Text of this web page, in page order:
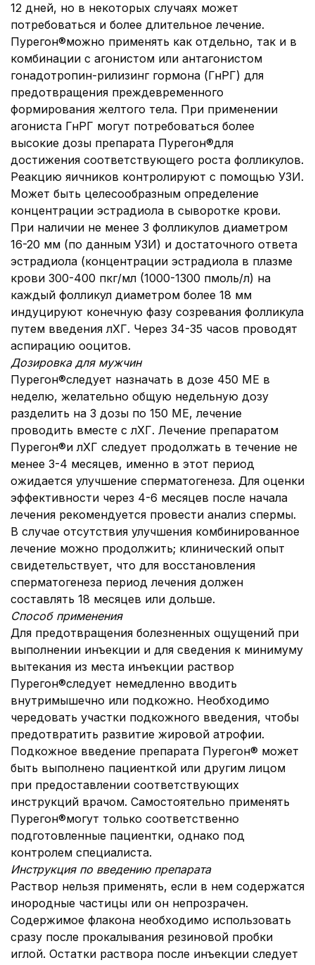
12 дней, но в некоторых случаях может
потребоваться и более длительное лечение.
Пурегон®можно применять как отдельно, так и в
комбинации с агонистом или антагонистом
гонадотропин-рилизинг гормона (ГнРГ) для
предотвращения преждевременного
формирования желтого тела. При применении
агониста ГнРГ могут потребоваться более
высокие дозы препарата Пурегон®для
достижения соответствующего роста фолликулов.
Реакцию яичников контролируют с помощью УЗИ.
Может быть целесообразным определение
концентрации эстрадиола в сыворотке крови.
При наличии не менее 3 фолликулов диаметром
16-20 мм (по данным УЗИ) и достаточного ответа
эстрадиола (концентрации эстрадиола в плазме
крови 300-400 пкг/мл (1000-1300 пмоль/л) на
каждый фолликул диаметром более 18 мм
индуцируют конечную фазу созревания фолликула
путем введения лХГ. Через 34-35 часов проводят
аспирацию ооцитов.
Дозировка для мужчин
Пурегон®следует назначать в дозе 450 МЕ в
неделю, желательно общую недельную дозу
разделить на 3 дозы по 150 МЕ, лечение
проводить вместе с лХГ. Лечение препаратом
Пурегон®и лХГ следует продолжать в течение не
менее 3-4 месяцев, именно в этот период
ожидается улучшение сперматогенеза. Для оценки
эффективности через 4-6 месяцев после начала
лечения рекомендуется провести анализ спермы.
В случае отсутствия улучшения комбинированное
лечение можно продолжить; клинический опыт
свидетельствует, что для восстановления
сперматогенеза период лечения должен
составлять 18 месяцев или дольше.
Способ применения
Для предотвращения болезненных ощущений при
выполнении инъекции и для сведения к минимуму
вытекания из места инъекции раствор
Пурегон®следует немедленно вводить
внутримышечно или подкожно. Необходимо
чередовать участки подкожного введения, чтобы
предотвратить развитие жировой атрофии.
Подкожное введение препарата Пурегон® может
быть выполнено пациенткой или другим лицом
при предоставлении соответствующих
инструкций врачом. Самостоятельно применять
Пурегон®могут только соответственно
подготовленные пациентки, однако под
контролем специалиста.
Инструкция по введению препарата
Раствор нельзя применять, если в нем содержатся
инородные частицы или он непрозрачен.
Содержимое флакона необходимо использовать
сразу после прокалывания резиновой пробки
иглой. Остатки раствора после инъекции следует